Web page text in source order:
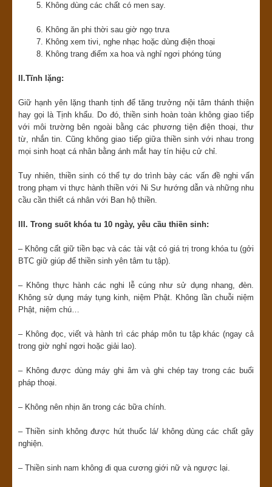
5. Không dùng các chất có men say.
6. Không ăn phi thời sau giờ ngọ trưa
7. Không xem tivi, nghe nhạc hoặc dùng điện thoại
8. Không trang điểm xa hoa và nghỉ ngơi phóng túng
II.Tĩnh lặng:
Giữ hạnh yên lặng thanh tịnh để tăng trưởng nội tâm thánh thiện
hay gọi là Tịnh khẩu. Do đó, thiền sinh hoàn toàn không giao tiếp
với môi trường bên ngoài bằng các phương tiện điện thoại, thư
từ, nhắn tin. Cũng không giao tiếp giữa thiền sinh với nhau trong
mọi sinh hoạt cá nhân bằng ánh mắt hay tín hiệu cử chỉ.
Tuy nhiên, thiền sinh có thể tự do trình bày các vấn đề nghi vấn
trong phạm vi thực hành thiền với Ni Sư hướng dẫn và những nhu
cầu cần thiết cá nhân với Ban hộ thiền.
III. Trong suốt khóa tu 10 ngày, yêu cầu thiền sinh:
– Không cất giữ tiền bạc và các tài vật có giá trị trong khóa tu (gởi
BTC giữ giúp để thiền sinh yên tâm tu tập).
– Không thực hành các nghi lễ cúng như sử dụng nhang, đèn.
Không sử dụng máy tụng kinh, niệm Phật. Không lần chuỗi niệm
Phật, niệm chú…
– Không đọc, viết và hành trì các pháp môn tu tập khác (ngay cả
trong giờ nghỉ ngơi hoặc giải lao).
– Không được dùng máy ghi âm và ghi chép tay trong các buổi
pháp thoại.
– Không nên nhịn ăn trong các bữa chính.
– Thiền sinh không được hút thuốc lá/ không dùng các chất gây
nghiện.
– Thiền sinh nam không đi qua cương giới nữ và ngược lại.